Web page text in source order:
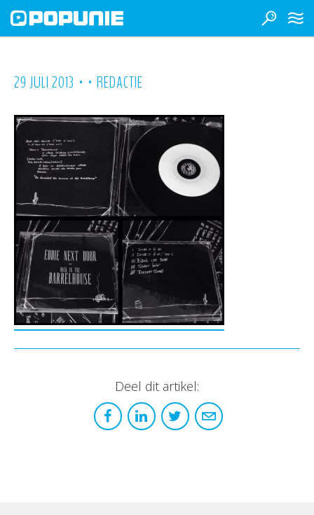
29 JULI 2013 • • REDACTIE
Deel dit artikel: